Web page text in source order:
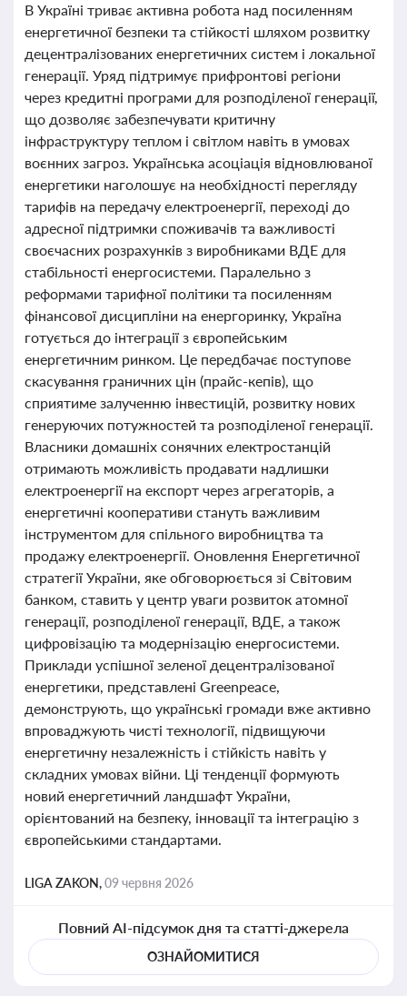
В Україні триває активна робота над посиленням
енергетичної безпеки та стійкості шляхом розвитку
децентралізованих енергетичних систем і локальної
генерації. Уряд підтримує прифронтові регіони
через кредитні програми для розподіленої генерації,
що дозволяє забезпечувати критичну
інфраструктуру теплом і світлом навіть в умовах
воєнних загроз. Українська асоціація відновлюваної
енергетики наголошує на необхідності перегляду
тарифів на передачу електроенергії, переході до
адресної підтримки споживачів та важливості
своєчасних розрахунків з виробниками ВДЕ для
стабільності енергосистеми. Паралельно з
реформами тарифної політики та посиленням
фінансової дисципліни на енергоринку, Україна
готується до інтеграції з європейським
енергетичним ринком. Це передбачає поступове
скасування граничних цін (прайс-кепів), що
сприятиме залученню інвестицій, розвитку нових
генеруючих потужностей та розподіленої генерації.
Власники домашніх сонячних електростанцій
отримають можливість продавати надлишки
електроенергії на експорт через агрегаторів, а
енергетичні кооперативи стануть важливим
інструментом для спільного виробництва та
продажу електроенергії. Оновлення Енергетичної
стратегії України, яке обговорюється зі Світовим
банком, ставить у центр уваги розвиток атомної
генерації, розподіленої генерації, ВДЕ, а також
цифровізацію та модернізацію енергосистеми.
Приклади успішної зеленої децентралізованої
енергетики, представлені Greenpeace,
демонструють, що українські громади вже активно
впроваджують чисті технології, підвищуючи
енергетичну незалежність і стійкість навіть у
складних умовах війни. Ці тенденції формують
новий енергетичний ландшафт України,
орієнтований на безпеку, інновації та інтеграцію з
європейськими стандартами.
LIGA ZAKON,09 червня 2026
Повний AI-підсумок дня та статті-джерела
ОЗНАЙОМИТИСЯ